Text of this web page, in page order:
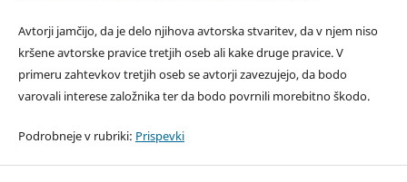
Avtorji jamčijo, da je delo njihova avtorska stvaritev, da v njem niso
kršene avtorske pravice tretjih oseb ali kake druge pravice. V
primeru zahtevkov tretjih oseb se avtorji zavezujejo, da bodo
varovali interese založnika ter da bodo povrnili morebitno škodo.
Podrobneje v rubriki: Prispevki